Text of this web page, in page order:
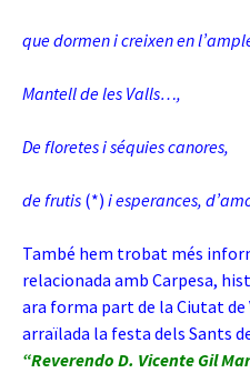
que dormen i creixen en
Mantell de les Valls…,
De floretes i séquies canores,
de frutis (*) i esperances,
També hem trobat més
relacionada amb Carpesa,
ara forma part de la Ciutat
arraïlada la festa dels Sants
“Reverendo D. Vicente Gil